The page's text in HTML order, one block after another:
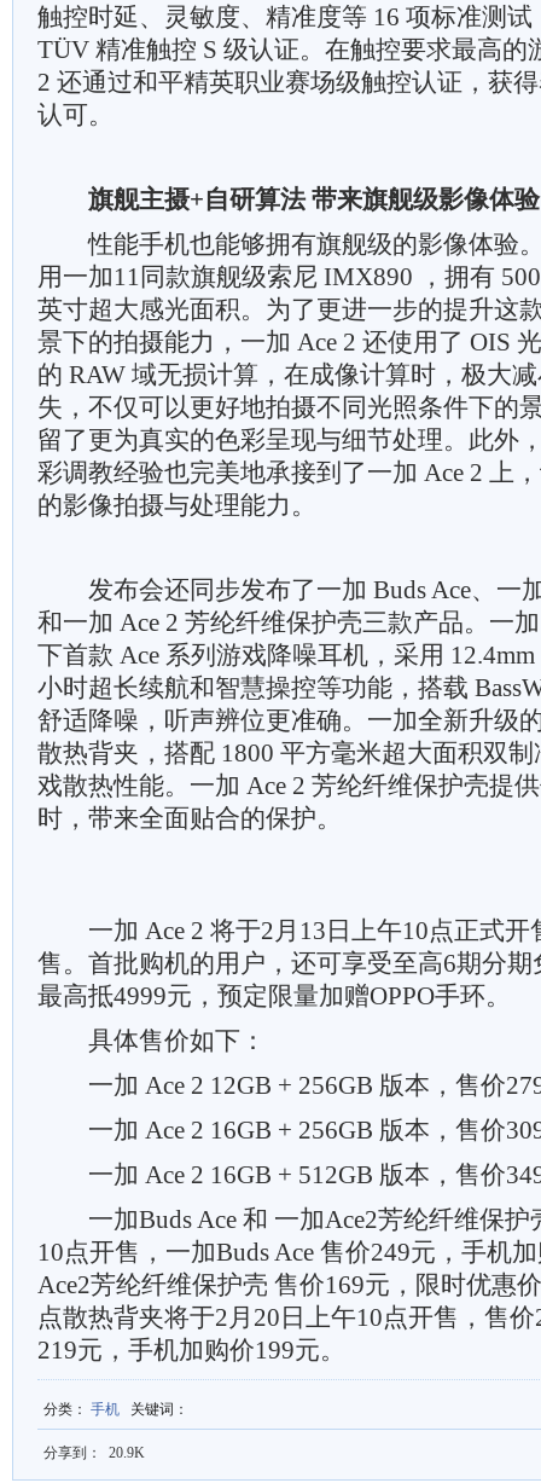
触控时延、灵敏度、精准度等 16 项标准测
TÜV 精准触控 S 级认证。在触控要求最高的
2 还通过和平精英职业赛场级触控认证，获
认可。
旗舰主摄+自研算法 带来旗舰级影像体验
性能手机也能够拥有旗舰级的影像体验。
用一加11同款旗舰级索尼 IMX890 ，拥有
英寸超大感光面积。为了更进一步的提升这
景下的拍摄能力，一加 Ace 2 还使用了 OIS
的 RAW 域无损计算，在成像计算时，极大
失，不仅可以更好地拍摄不同光照条件下的
留了更为真实的色彩呈现与细节处理。此外
彩调教经验也完美地承接到了一加 Ace 2 上
的影像拍摄与处理能力。
发布会还同步发布了一加 Buds Ace、一
和一加 Ace 2 芳纶纤维保护壳三款产品。一
下首款 Ace 系列游戏降噪耳机，采用
小时超长续航和智慧操控等功能，搭载
舒适降噪，听声辨位更准确。一加全新升级
散热背夹，搭配 1800 平方毫米超大面积双
戏散热性能。一加 Ace 2 芳纶纤维保护壳提
时，带来全面贴合的保护。
一加 Ace 2 将于2月13日上午10点正式开
售。首批购机的用户，还可享受至高6期分
最高抵4999元，预定限量加赠OPPO手环。
具体售价如下：
一加 Ace 2 12GB + 256GB 版本，售价
一加 Ace 2 16GB + 256GB 版本，售价
一加 Ace 2 16GB + 512GB 版本，售价
一加Buds Ace 和 一加Ace2芳纶纤维保护
10点开售，一加Buds Ace 售价249元，手机
Ace2芳纶纤维保护壳 售价169元，限时优惠
点散热背夹将于2月20日上午10点开售，售
219元，手机加购价199元。
分类 ： 手机 关键词 ：
分享到： 20.9K